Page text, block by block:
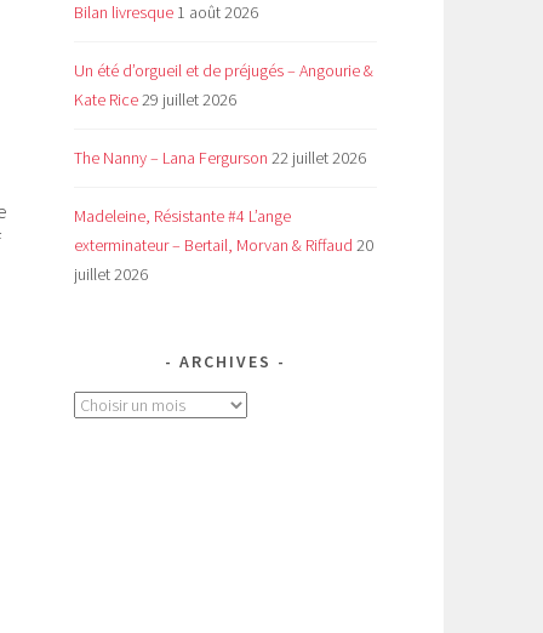
Bilan livresque 1 août 2026
Un été d’orgueil et de préjugés – Angourie &
Kate Rice29 juillet 2026
The Nanny – Lana Fergurson 22 juillet 2026
Madeleine, Résistante #4 L’ange
exterminateur – Bertail, Morvan & Riffaud 20
juillet 2026
ARCHIVES
Archives